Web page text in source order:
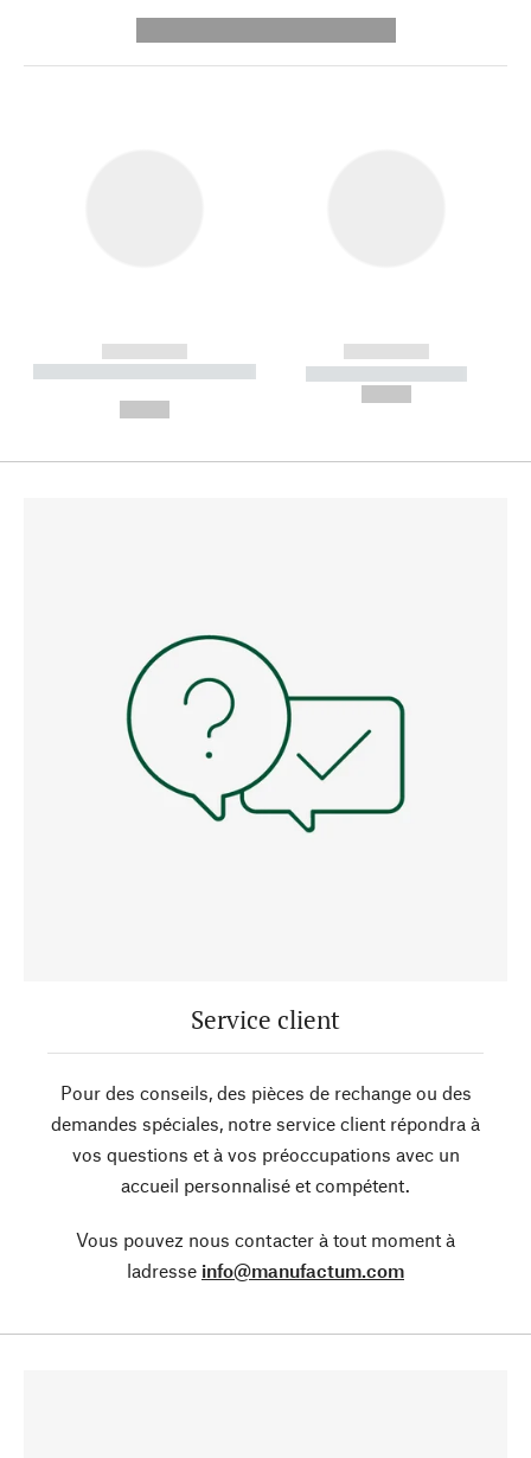
------------
----------- ----------- --------
------------
----------- -----------
Service client
Pour des conseils, des pièces de rechange ou des
demandes spéciales, notre service client répondra à
vos questions et à vos préoccupations avec un
accueil personnalisé et compétent.
Vous pouvez nous contacter à tout moment à
ladresse info@manufactum.com